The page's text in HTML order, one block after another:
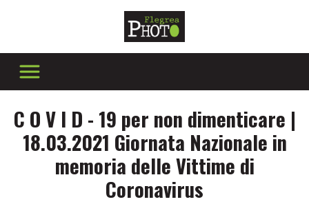
C O V I D - 19 per non dimenticare |
18.03.2021 Giornata Nazionale in
memoria delle Vittime di
Coronavirus